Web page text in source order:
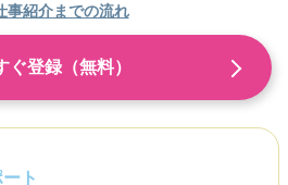
事紹介までの流れ
ぐ登録（無料）
ト